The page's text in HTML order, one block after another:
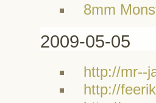
8mm
2009-05-05
http://mr--
http://